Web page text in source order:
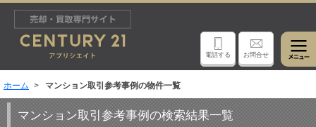
電話する お問合せ
ホーム マンション取引参考事例の物件一覧
マンション取引参考事例の検索結果一覧